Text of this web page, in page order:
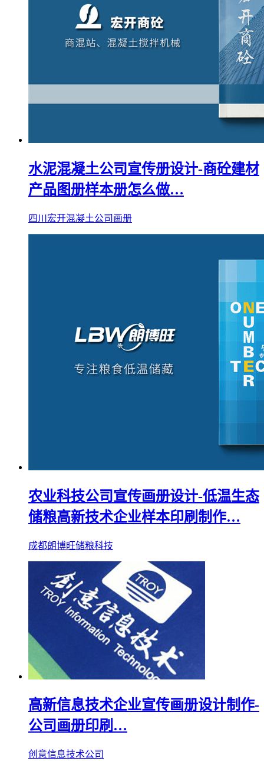
水泥混凝土公司宣传册设计-商砼建材
产品图册样本册怎么做…
四川宏开混凝土公司画册
农业科技公司宣传画册设计-低温生态
储粮高新技术企业样本印刷制作…
成都朗博旺储粮科技
高新信息技术企业宣传画册设计制作-
公司画册印刷…
创意信息技术公司